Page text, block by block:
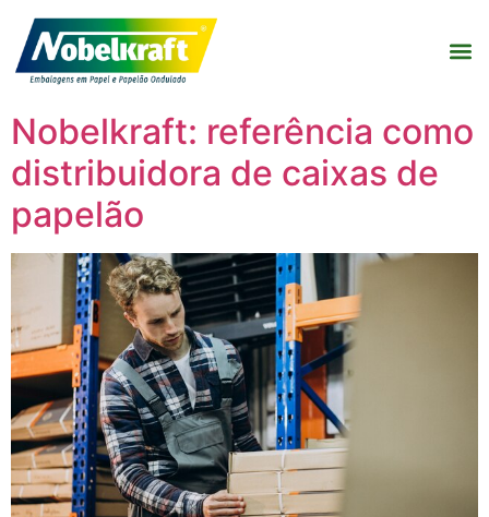
Nobelkraft: referência como
distribuidora de caixas de
papelão